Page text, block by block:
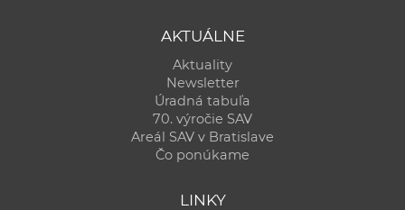
AKTUÁLNE
Aktuality
Newsletter
Úradná tabuľa
70. výročie SAV
Areál SAV v Bratislave
Čo ponúkame
LINKY